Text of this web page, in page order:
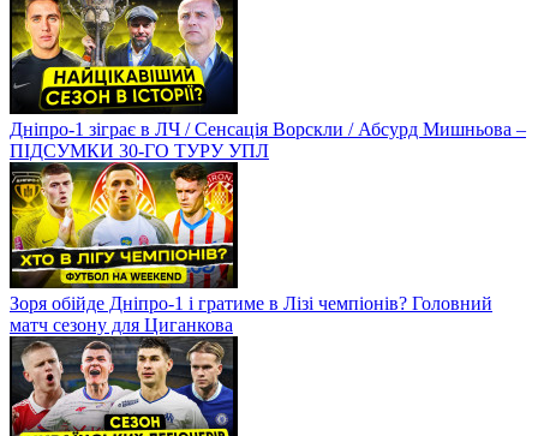
Дніпро-1 зіграє в ЛЧ / Сенсація Ворскли / Абсурд Мишньова –
ПІДСУМКИ 30-ГО ТУРУ УПЛ
Зоря обійде Дніпро-1 і гратиме в Лізі чемпіонів? Головний
матч сезону для Циганкова